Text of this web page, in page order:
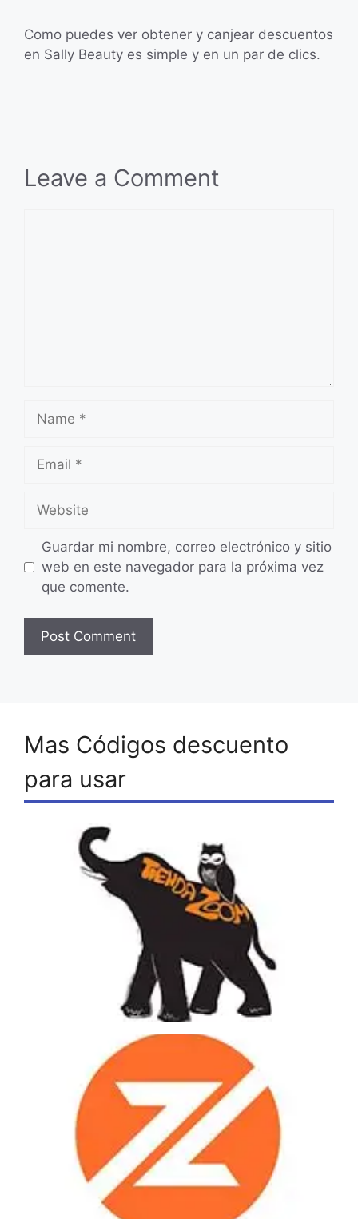
Como puedes ver obtener y canjear descuentos
en Sally Beauty es simple y en un par de clics.
Leave a Comment
Name
Email
Website
Guardar mi nombre, correo electrónico y sitio
web en este navegador para la próxima vez
que comente.
Mas Códigos descuento
para usar